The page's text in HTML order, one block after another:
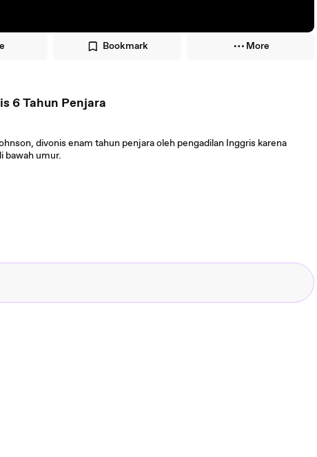
Bookmark More
6 Tahun Penjara
divonis enam tahun penjara oleh pengadilan Inggris karena
bawah umur.